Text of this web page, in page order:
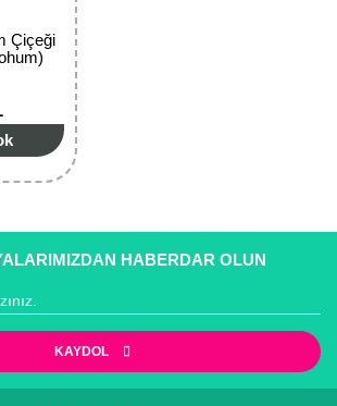
Çiçeği
HABERDAR OLUN
KAYDOL